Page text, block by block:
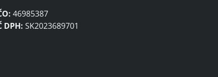
46985387
DPH: SK2023689701